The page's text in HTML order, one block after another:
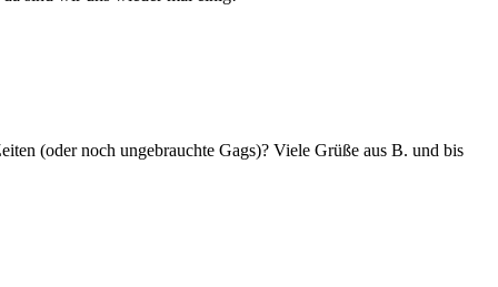
(oder noch ungebrauchte Gags)? Viele Grüße aus B. und bis